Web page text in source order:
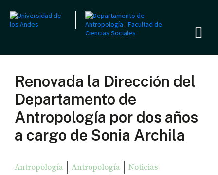
Renovada la Dirección del
Departamento de
Antropología por dos años
a cargo de Sonia Archila
Antropología Antropología Noticias